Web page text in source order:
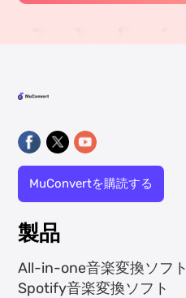
MuConvertを購読する
製品
All-in-one音楽変換ソフト
Spotify音楽変換ソフト